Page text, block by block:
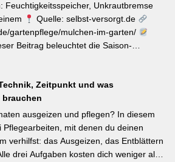
Beete und der Verzicht auf
Stellschrauben. Ein
jeden GBV-Garten. [Thema-Tag:
#Naturnahergarten]
Feuchtigkeitsspeicher, Unkrautbremse
Quelle: selbst-versorgt.de
gartenpflege/mulchen-im-garten/
Beitrag beleuchtet die Saison-
Schichtdicke liegt bei 5–10 cm, immer
um Fäulnis zu vermeiden.
Fehler wie zu dicke Schichten oder
Rasenschnitt als alleiniges Material
Tag: #Bodenpflege #Mulchen
Zeitpunkt und was
brauchen
ausgeizen und pflegen? In diesem
Pflegearbeiten, mit denen du deinen
verhilfst: das Ausgeizen, das Entblättern
drei Aufgaben kosten dich weniger als